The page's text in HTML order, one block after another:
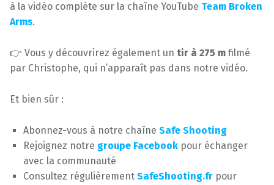
à la vidéo complète sur la chaîne YouTube Team Broken
Arms.
👉 Vous y découvrirez également un tir à 275 m filmé
par Christophe, qui n’apparaît pas dans notre vidéo.
Et bien sûr :
Abonnez-vous à notre chaîneSafe Shooting
Rejoignez notre groupe Facebook pour échanger
avec la communauté
Consultez régulièrementSafeShooting.fr pour